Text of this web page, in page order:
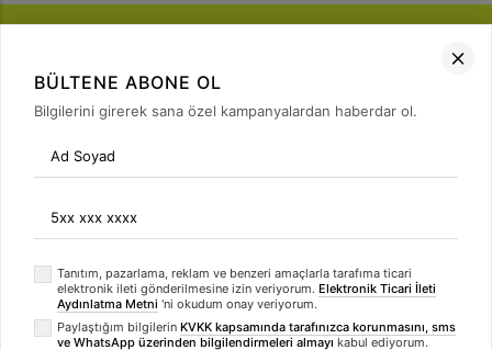
FIRSATLARIYAKALA
Bülten Üyeliği
arrow_forward
BÜLTENE ABONE OL
Bilgilerini girerek sana özel kampanyalardan haberdar ol.
Tanıtım, pazarlama, reklam ve benzeri amaçlarla tarafıma ticari
elektronik ileti gönderilmesine izin veriyorum. Elektronik Ticari İleti
Aydınlatma Metni 'ni okudum onay veriyorum.
Paylaştığım bilgilerin KVKK kapsamında tarafınızca korunmasını, sms
ve WhatsApp üzerinden bilgilendirmeleri almayı kabul ediyorum.